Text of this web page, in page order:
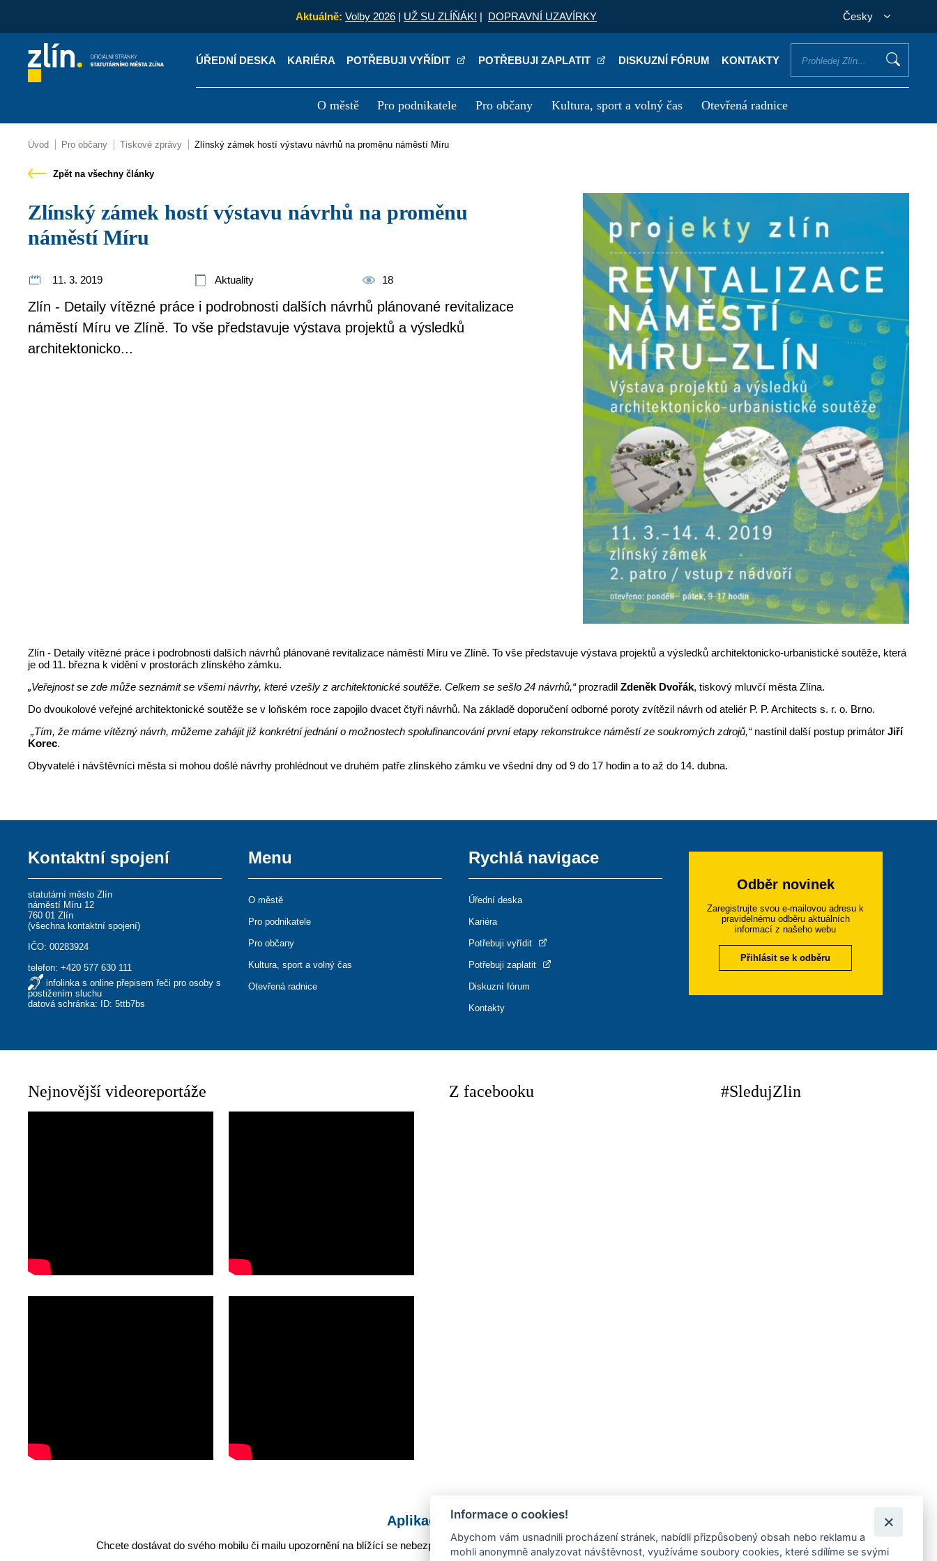
Aktuálně: Volby 2026 | UŽ SU ZLÍŇÁK! | DOPRAVNÍ UZAVÍRKY Česky
ÚŘEDNÍ DESKA KARIÉRA POTŘEBUJI VYŘÍDIT POTŘEBUJI ZAPLATIT DISKUZNÍ FÓRUM KONTAKTY
O městě Pro podnikatele Pro občany Kultura, sport a volný čas Otevřená radnice
Kontakty Úřední deska
Úvod Pro občany Tiskové zprávy Zlínský zámek hostí výstavu návrhů na proměnu náměstí Míru
Zpět na všechny články
Zlínský zámek hostí výstavu návrhů na proměnu
náměstí Míru
11. 3. 2019 Aktuality 18
Zlín - Detaily vítězné práce i podrobnosti dalších návrhů plánované revitalizace
náměstí Míru ve Zlíně. To vše představuje výstava projektů a výsledků
architektonicko...
Zlín - Detaily vítězné práce i podrobnosti dalších návrhů plánované revitalizace náměstí Míru ve Zlíně. To vše představuje výstava projektů a výsledků architektonicko-urbanistické soutěže, která
je od 11. března k vidění v prostorách zlínského zámku.
„Veřejnost se zde může seznámit se všemi návrhy, které vzešly z architektonické soutěže. Celkem se sešlo 24 návrhů,“prozradilZdeněk Dvořák, tiskový mluvčí města Zlína.
Do dvoukolové veřejné architektonické soutěže se v loňském roce zapojilo dvacet čtyři návrhů. Na základě doporučení odborné poroty zvítězil návrh od ateliér P. P. Architects s. r. o. Brno.
„Tím, že máme vítězný návrh, můžeme zahájit již konkrétní jednání o možnostech spolufinancování první etapy rekonstrukce náměstí ze soukromých zdrojů,“nastínil další postup primátorJiří
Korec.
Obyvatelé i návštěvníci města si mohou došlé návrhy prohlédnout ve druhém patře zlínského zámku ve všední dny od 9 do 17 hodin a to až do 14. dubna.
Kontaktní spojení
statutární město Zlín
náměstí Míru 12
760 01 Zlín
(všechna kontaktní spojení)
IČO: 00283924
telefon:+420 577 630 111
infolinka s online přepisem řeči pro osoby s
postižením sluchu
datová schránka: ID: 5ttb7bs
Menu
O městě
Pro podnikatele
Pro občany
Kultura, sport a volný čas
Otevřená radnice
Rychlá navigace
Úřední deska
Kariéra
Potřebuji vyřídit
Potřebuji zaplatit
Diskuzní fórum
Kontakty
Odběr novinek
Zaregistrujte svou e-mailovou adresu k
pravidelnému odběru aktuálních
informací z našeho webu
Přihlásit se k odběru
Nejnovější videoreportáže Z facebooku #SledujZlin
Aplikace Mobilní rozhlas
Chcete dostávat do svého mobilu či mailu upozornění na blížící se nebezpečí, odstávky, poruchy a výpadky energií, ankety, pozvánky na kulturní a sportovní akce?
Informace o cookies!
Abychom vám usnadnili procházení stránek, nabídli přizpůsobený obsah nebo reklamu a
mohli anonymně analyzovat návštěvnost, využíváme soubory cookies, které sdílíme se svými